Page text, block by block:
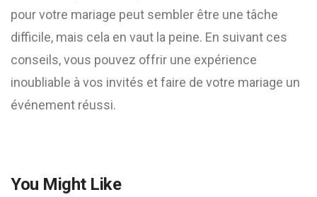
pour votre mariage peut sembler être une tâche
difficile, mais cela en vaut la peine. En suivant ces
conseils, vous pouvez offrir une expérience
inoubliable à vos invités et faire de votre mariage un
événement réussi.
You Might Like